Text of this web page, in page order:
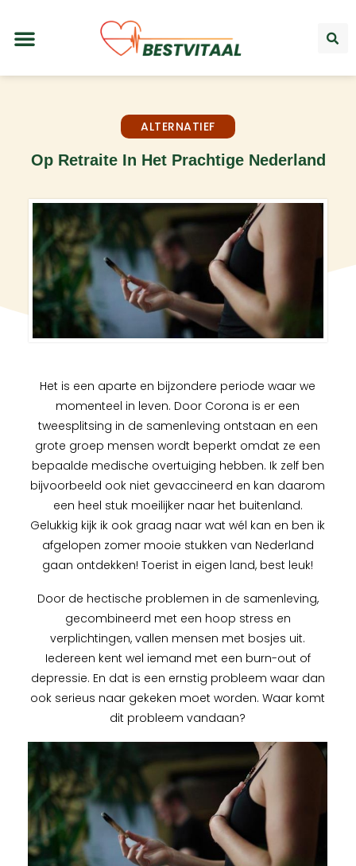
ALTERNATIEF
Op Retraite In Het Prachtige Nederland
Het is een aparte en bijzondere periode waar we
momenteel in leven. Door Corona is er een
tweesplitsing in de samenleving ontstaan en een
grote groep mensen wordt beperkt omdat ze een
bepaalde medische overtuiging hebben. Ik zelf ben
bijvoorbeeld ook niet gevaccineerd en kan daarom
een heel stuk moeilijker naar het buitenland.
Gelukkig kijk ik ook graag naar wat wél kan en ben ik
afgelopen zomer mooie stukken van Nederland
gaan ontdekken! Toerist in eigen land, best leuk!
Door de hectische problemen in de samenleving,
gecombineerd met een hoop stress en
verplichtingen, vallen mensen met bosjes uit.
Iedereen kent wel iemand met een burn-out of
depressie. En dat is een ernstig probleem waar dan
ook serieus naar gekeken moet worden. Waar komt
dit probleem vandaan?